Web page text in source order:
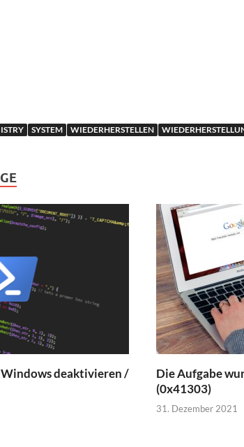
SYSTEM WIEDERHERSTELLEN
deaktivieren /
Die Aufgabe
(0x41303)
31. Dezember 2021